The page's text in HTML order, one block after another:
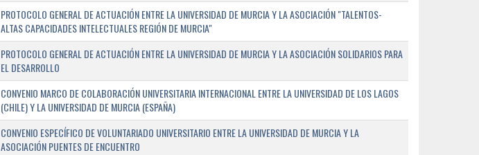
PROTOCOLO GENERAL DE ACTUACIÓN ENTRE LA UNIVERSIDAD DE MURCIA Y LA ASOCIACIÓN "TALENTOS-
ALTAS CAPACIDADES INTELECTUALES REGIÓN DE MURCIA"
PROTOCOLO GENERAL DE ACTUACIÓN ENTRE LA UNIVERSIDAD DE MURCIA Y LA ASOCIACIÓN SOLIDARIOS PARA
EL DESARROLLO
CONVENIO MARCO DE COLABORACIÓN UNIVERSITARIA INTERNACIONAL ENTRE LA UNIVERSIDAD DE LOS LAGOS
(CHILE) Y LA UNIVERSIDAD DE MURCIA (ESPAÑA)
CONVENIO ESPECÍFICO DE VOLUNTARIADO UNIVERSITARIO ENTRE LA UNIVERSIDAD DE MURCIA Y LA
ASOCIACIÓN PUENTES DE ENCUENTRO